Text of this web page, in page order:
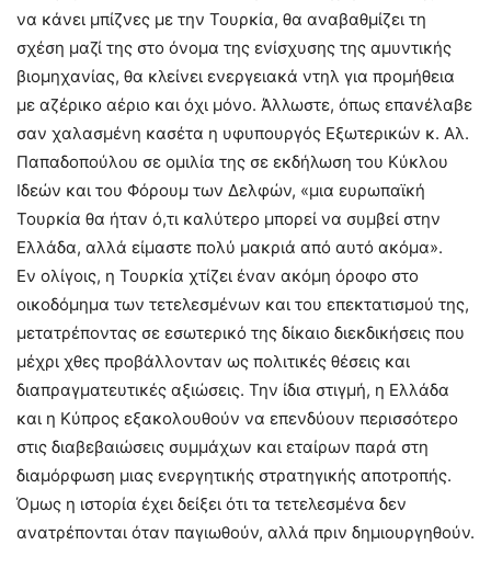
να κάνει μπίζνες με την Τουρκία, θα αναβαθμίζει τη
σχέση μαζί της στο όνομα της ενίσχυσης της αμυντικής
βιομηχανίας, θα κλείνει ενεργειακά ντηλ για προμήθεια
με αζέρικο αέριο και όχι μόνο. Άλλωστε, όπως επανέλαβε
σαν χαλασμένη κασέτα η υφυπουργός Εξωτερικών κ. Αλ.
Παπαδοπούλου σε ομιλία της σε εκδήλωση του Κύκλου
Ιδεών και του Φόρουμ των Δελφών, «μια ευρωπαϊκή
Τουρκία θα ήταν ό,τι καλύτερο μπορεί να συμβεί στην
Ελλάδα, αλλά είμαστε πολύ μακριά από αυτό ακόμα».
Εν ολίγοις, η Τουρκία χτίζει έναν ακόμη όροφο στο
οικοδόμημα των τετελεσμένων και του επεκτατισμού της,
μετατρέποντας σε εσωτερικό της δίκαιο διεκδικήσεις που
μέχρι χθες προβάλλονταν ως πολιτικές θέσεις και
διαπραγματευτικές αξιώσεις. Την ίδια στιγμή, η Ελλάδα
και η Κύπρος εξακολουθούν να επενδύουν περισσότερο
στις διαβεβαιώσεις συμμάχων και εταίρων παρά στη
διαμόρφωση μιας ενεργητικής στρατηγικής αποτροπής.
Όμως η ιστορία έχει δείξει ότι τα τετελεσμένα δεν
ανατρέπονται όταν παγιωθούν, αλλά πριν δημιουργηθούν.